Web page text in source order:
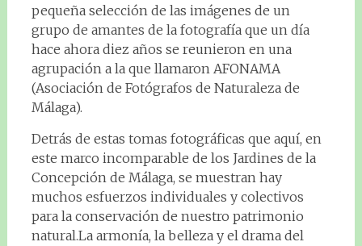
pequeña selección de las imágenes de un
grupo de amantes de la fotografía que un día
hace ahora diez años se reunieron en una
agrupación a la que llamaron AFONAMA
(Asociación de Fotógrafos de Naturaleza de
Málaga).
Detrás de estas tomas fotográficas que aquí, en
este marco incomparable de los Jardines de la
Concepción de Málaga, se muestran hay
muchos esfuerzos individuales y colectivos
para la conservación de nuestro patrimonio
natural.La armonía, la belleza y el drama del